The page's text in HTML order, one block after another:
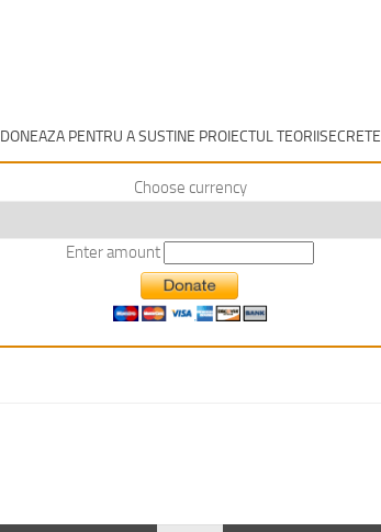
DONEAZA PENTRU A SUSTINE PROIECTUL TEORIISECRETE
Choose currency
Enter amount